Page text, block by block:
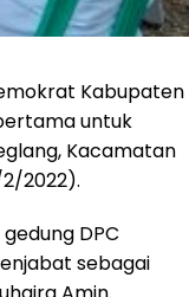
Kabupaten
untuk
Kacamatan
2022).
DPC
sebagai